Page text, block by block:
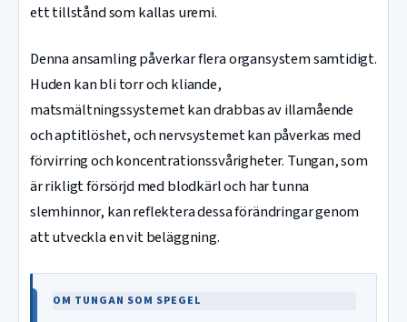
ett tillstånd som kallas uremi.
Denna ansamling påverkar flera organsystem samtidigt.
Huden kan bli torr och kliande,
matsmältningssystemet kan drabbas av illamående
och aptitlöshet, och nervsystemet kan påverkas med
förvirring och koncentrationssvårigheter. Tungan, som
är rikligt försörjd med blodkärl och har tunna
slemhinnor, kan reflektera dessa förändringar genom
att utveckla en vit beläggning.
OM TUNGAN SOM SPEGEL